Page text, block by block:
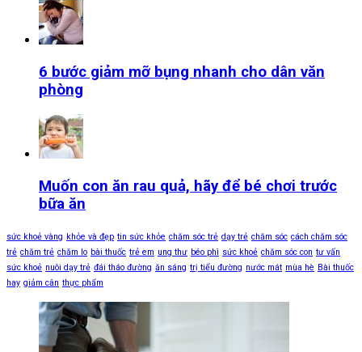
6 bước giảm mỡ bụng nhanh cho dân văn
phòng
Muốn con ăn rau quả, hãy để bé chơi trước
bữa ăn
sức khoẻ vàng khỏe và đẹp tin sức khỏe chăm sóc trẻ dạy trẻ chăm sóc cách chăm sóc
trẻ chăm trẻ chăm lo bài thuốc trẻ em ung thư béo phì sức khoẻ chăm sóc con tư vấn
sức khoẻ nuôi dạy trẻ đái tháo đường ăn sáng trị tiểu đường nước mát mùa hè Bài thuốc
hay giảm cân thực phẩm